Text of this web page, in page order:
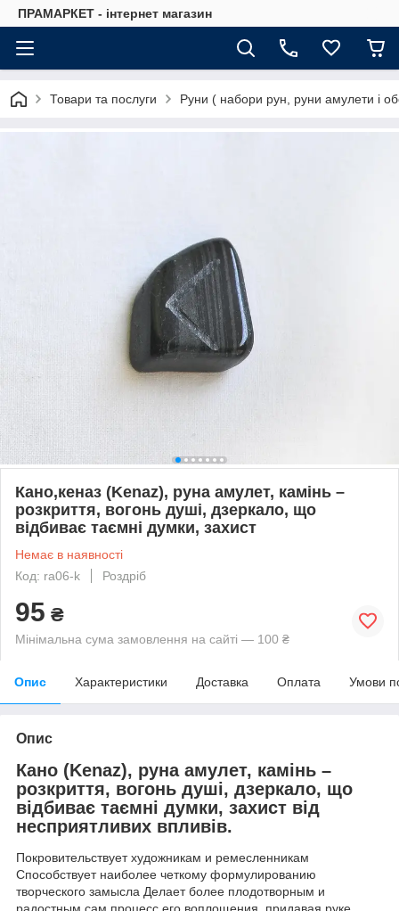
ПРАМАРКЕТ - інтернет магазин
Товари та послуги Руни ( набори рун, руни амулети і
Кано,кеназ (Kenaz), руна амулет, камінь –
розкриття, вогонь душі, дзеркало, що
відбиває таємні думки, захист
Немає в наявності
Код: ra06-k
Роздріб
95 ₴
Мінімальна сума замовлення на сайті — 100 ₴
Опис Характеристики Доставка Оплата Умови
Опис
Кано (Kenaz), руна амулет, камінь –
розкриття, вогонь душі, дзеркало, що
відбиває таємні думки, захист від
несприятливих впливів.
Покровительствует художникам и ремесленникам
Способствует наиболее четкому формулированию
творческого замысла Делает более плодотворным и